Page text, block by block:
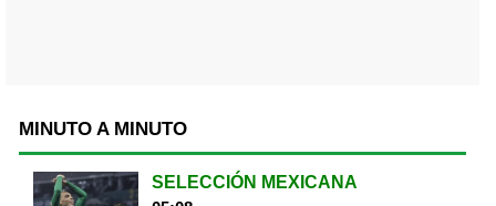
MINUTO A MINUTO
SELECCIÓN MEXICANA